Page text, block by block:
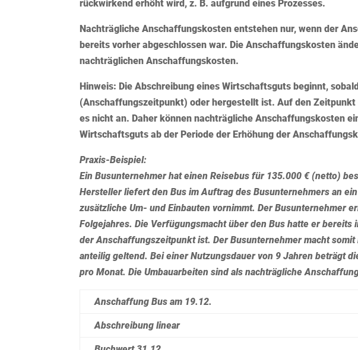
rückwirkend erhöht wird, z. B. aufgrund eines Prozesses.
Nachträgliche Anschaffungskosten entstehen nur, wenn der
bereits vorher abgeschlossen war. Die Anschaffungskosten
nachträglichen Anschaffungskosten.
Hinweis: Die Abschreibung eines Wirtschaftsguts beginnt,
(Anschaffungszeitpunkt) oder hergestellt ist. Auf den
es nicht an. Daher können nachträgliche Anschaffungskosten
Wirtschaftsguts ab der Periode der Erhöhung der
Praxis-Beispiel:
Ein Busunternehmer hat einen Reisebus für 135.000 € (netto)
Hersteller liefert den Bus im Auftrag des Busunternehmers an
zusätzliche Um- und Einbauten vornimmt. Der Busunternehmer
Folgejahres. Die Verfügungsmacht über den Bus hatte er bereits
der Anschaffungszeitpunkt ist. Der Busunternehmer macht
anteilig geltend. Bei einer Nutzungsdauer von 9 Jahren beträgt
pro Monat. Die Umbauarbeiten sind als nachträgliche
Anschaffung Bus am 19.12.
Abschreibung linear